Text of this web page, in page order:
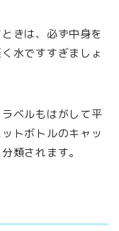
きは、必ず中身を
水ですすぎましょ
ベルもはがして平
トボトルのキャッ
類されます。